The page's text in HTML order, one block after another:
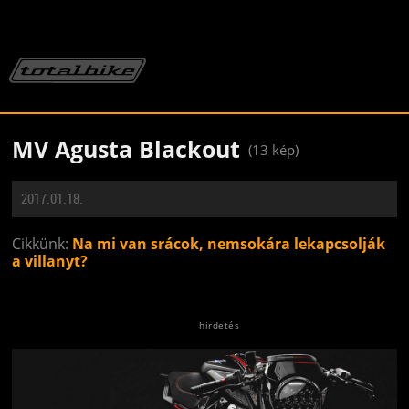
MV Agusta Blackout (13 kép)
2017.01.18.
Cikkünk: Na mi van srácok, nemsokára lekapcsolják
a villanyt?
Jön még kép!